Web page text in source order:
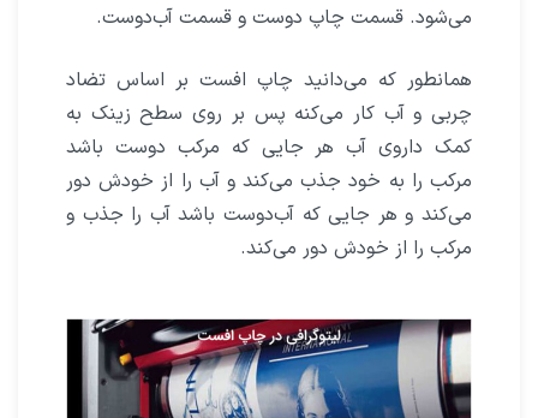
می‌شود. قسمت چاپ دوست و قسمت آب‌دوست.
همانطور که می‌دانید چاپ افست بر اساس تضاد
چربی و آب کار می‌کنه پس بر روی سطح زینک به
کمک داروی آب هر جایی که مرکب دوست باشد
مرکب را به خود جذب می‌کند و آب را از خودش دور
می‌کند و هر جایی که آب‌دوست باشد آب را جذب و
مرکب را از خودش دور می‌کند.